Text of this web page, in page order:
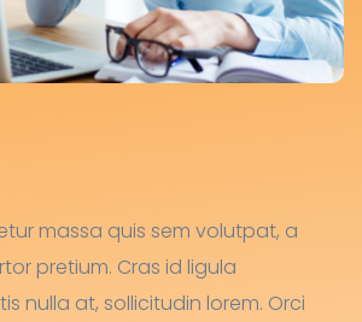
massa quis sem volutpat, a
pretium. Cras id ligula
nulla at, sollicitudin lorem. Orci